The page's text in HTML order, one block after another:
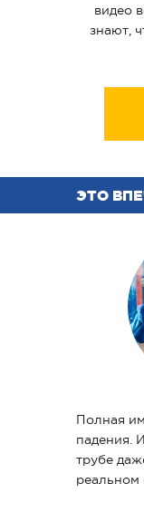
видео
знают,
ЭТО
Полная
падения.
трубе